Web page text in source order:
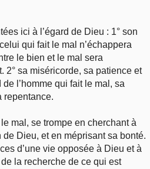
ici à l’égard de Dieu : 1° son
qui fait le mal n’échappera
le bien et le mal sera
2° sa miséricorde, sa patience et
l’homme qui fait le mal, sa
repentance.
mal, se trompe en cherchant à
Dieu, et en méprisant sa bonté.
d’une vie opposée à Dieu et à
la recherche de ce qui est